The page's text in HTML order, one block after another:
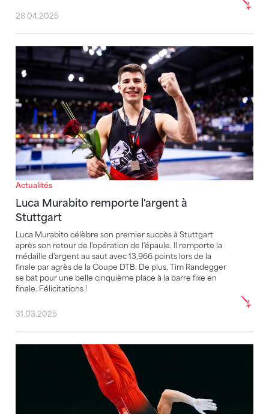
28.04.2025
Actualités
Luca Murabito remporte l'argent à
Stuttgart
Luca Murabito célèbre son premier succès à Stuttgart
après son retour de l'opération de l'épaule. Il remporte la
médaille d'argent au saut avec 13,966 points lors de la
finale par agrès de la Coupe DTB. De plus, Tim Randegger
se bat pour une belle cinquième place à la barre fixe en
finale. Félicitations !
Luca Murabito remporte l'argent à Stuttgart
31.03.2025
Dominic Tamsel souffre d'une blessure au genou